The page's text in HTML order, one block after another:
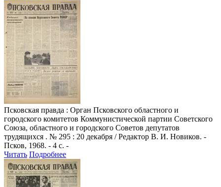
Псковская правда : Орган Псковского областного и
городского комитетов Коммунистической партии Советского
Союза, областного и городского Советов депутатов
трудящихся . № 295 : 20 декабря / Редактор В. И. Новиков. -
Псков, 1968. - 4 с. -
Читать Подробнее